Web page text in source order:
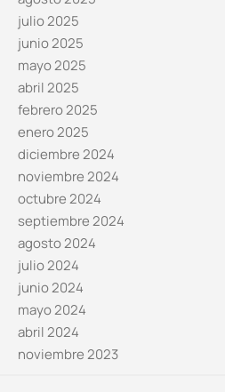
julio 2025
junio 2025
mayo 2025
abril 2025
febrero 2025
enero 2025
diciembre 2024
noviembre 2024
octubre 2024
septiembre 2024
agosto 2024
julio 2024
junio 2024
mayo 2024
abril 2024
noviembre 2023